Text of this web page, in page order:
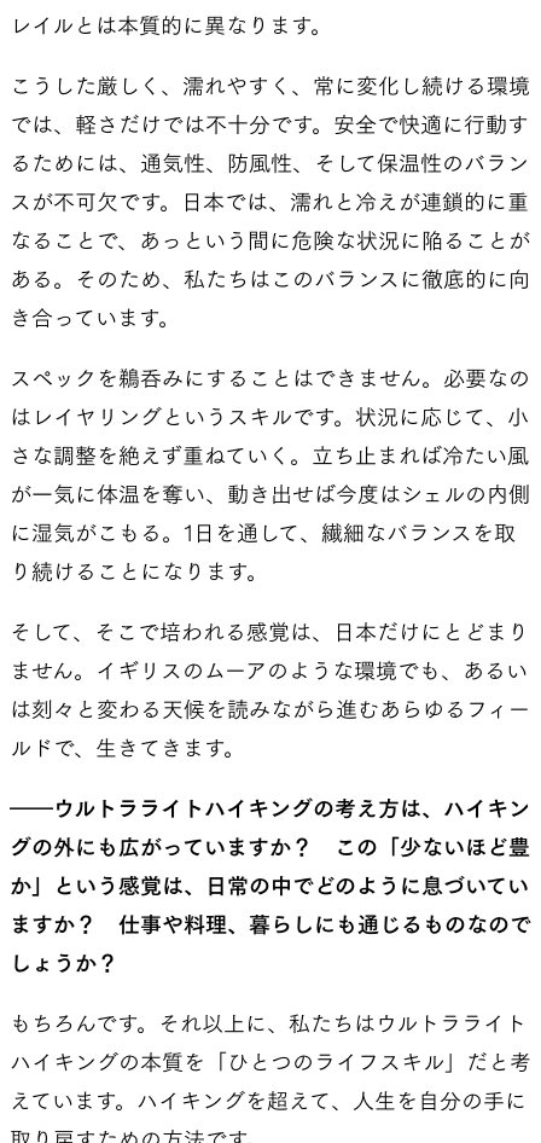
レイルとは本質的に異なります。
こうした厳しく、濡れやすく、常に変化し続ける環境
では、軽さだけでは不十分です。安全で快適に行動す
るためには、通気性、防風性、そして保温性のバラン
スが不可欠です。日本では、濡れと冷えが連鎖的に重
なることで、あっという間に危険な状況に陥ることが
ある。そのため、私たちはこのバランスに徹底的に向
き合っています。
スペックを鵜呑みにすることはできません。必要なの
はレイヤリングというスキルです。状況に応じて、小
さな調整を絶えず重ねていく。立ち止まれば冷たい風
が一気に体温を奪い、動き出せば今度はシェルの内側
に湿気がこもる。1日を通して、繊細なバランスを取
り続けることになります。
そして、そこで培われる感覚は、日本だけにとどまり
ません。イギリスのムーアのような環境でも、あるい
は刻々と変わる天候を読みながら進むあらゆるフィー
ルドで、生きてきます。
――ウルトラライトハイキングの考え方は、ハイキン
グの外にも広がっていますか？ この「少ないほど豊
か」という感覚は、日常の中でどのように息づいてい
ますか？ 仕事や料理、暮らしにも通じるものなので
しょうか？
もちろんです。それ以上に、私たちはウルトラライト
ハイキングの本質を「ひとつのライフスキル」だと考
えています。ハイキングを超えて、人生を自分の手に